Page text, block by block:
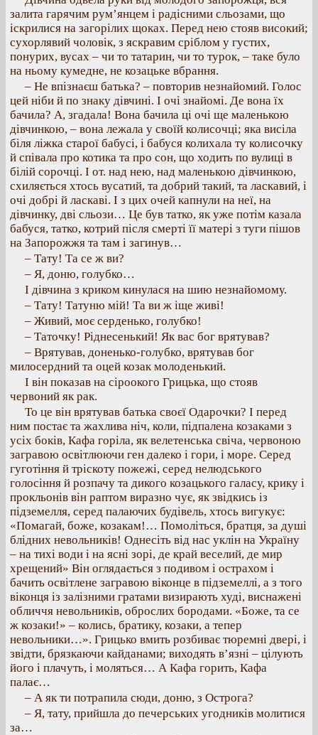
залита гарячим рум’янцем і радісними сльозами, що
іскрилися на загорілих щоках. Перед нею стояв високий;
сухорлявий чоловік, з яскравим сріблом у густих,
понурих, вусах – чи то татарин, чи то турок, – таке було
на ньому кумедне, не козацьке вбрання.
– Не впізнаєш батька? – повторив незнайомий. Голос
цей ніби й по знаку дівчині. І очі знайомі. Де вона їх
бачила? А, згадала! Вона бачила ці очі ще маленькою
дівчинкою, – вона лежала у своїй колисочці; яка висіла
біля ліжка старої бабусі, і бабуся колихала ту колисочку
й співала про котика та про сон, що ходить по вулиці в
білій сорочці. І от. над нею, над маленькою дівчинкою,
схиляється хтось вусатий, та добрий такий, та ласкавий, і
очі добрі й ласкаві. І з цих очей капнули на неї, на
дівчинку, дві сльози… Це був татко, як уже потім казала
бабуся, татко, котрий після смерті її матері з туги пішов
на Запорожжя та там і загинув…
– Тату! Та се ж ви?
– Я, доню, голубко…
І дівчина з криком кинулася на шию незнайомому.
– Тату! Татуню мій! Та ви ж іще живі!
– Живий, моє серденько, голубко!
– Таточку! Ріднесенький! Як вас бог врятував?
– Врятував, доненько-голубко, врятував бог
милосердний та оцей козак молоденький.
І він показав на сіроокого Грицька, що стояв
червоний як рак.
То це він врятував батька своєї Одарочки? І перед
ним постає та жахлива ніч, коли, підпалена козаками з
усіх боків, Кафа горіла, як велетенська свіча, червоною
загравою освітлюючи ген далеко і гори, і море. Серед
гуготіння й тріскоту пожежі, серед нелюдського
голосіння й розпачу та дикого козацького галасу, крику і
прокльонів він раптом виразно чує, як звідкись із
підземелля, серед палаючих будівель, хтось вигукує:
«Помагай, боже, козакам!… Помоліться, братця, за душі
блідних невольників! Однесіть від нас уклін на Україну
– на тихі води і на ясні зорі, де край веселий, де мир
хрещений» Він оглядається з подивом і острахом і
бачить освітлене загравою віконце в підземеллі, а з того
віконця із залізними гратами визирають худі, виснажені
обличчя невольників, оброслих бородами. «Боже, та се
ж козаки!» – колись, братику, козаки, а тепер
невольники…». Грицько вмить розбиває тюремні двері, і
звідти, брязкаючи кайданами; виходять в’язні – цілують
його і плачуть, і моляться… А Кафа горить, Кафа
палає…
– А як ти потрапила сюди, доню, з Острога?
– Я, тату, прийшла до печерських угодників молитися
за…